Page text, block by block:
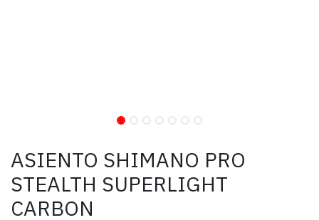
ASIENTO SHIMANO PRO
STEALTH SUPERLIGHT
CARBON